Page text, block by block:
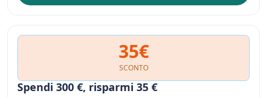
35€
SCONTO
Spendi 300 €, risparmi 35 €